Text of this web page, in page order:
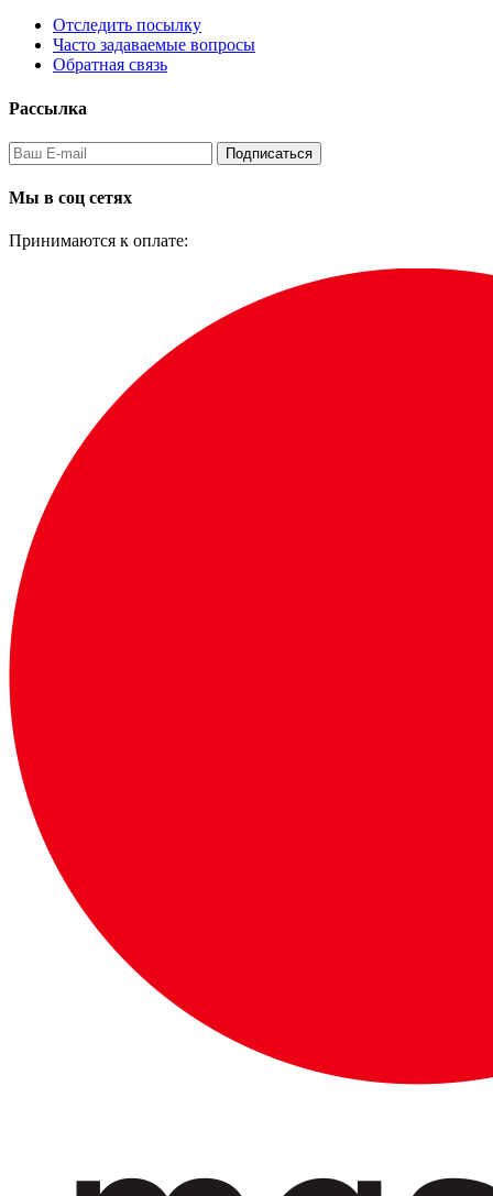
Отследить посылку
Часто задаваемые вопросы
Обратная связь
Рассылка
Подписаться
Мы в соц сетях
Принимаются к оплате: